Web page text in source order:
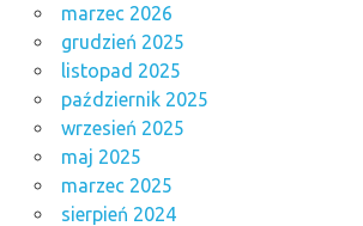
marzec 2026
grudzień 2025
listopad 2025
październik 2025
wrzesień 2025
maj 2025
marzec 2025
sierpień 2024